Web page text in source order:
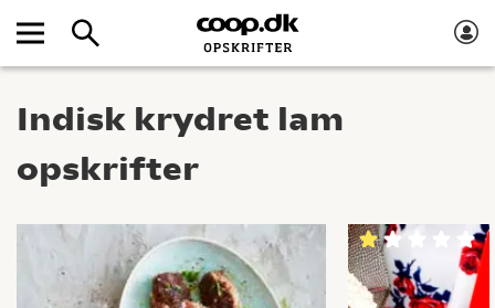
Indisk krydret lam
opskrifter